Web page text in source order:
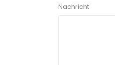
Nachricht